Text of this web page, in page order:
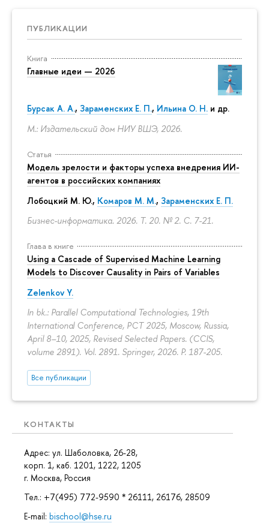
ПУБЛИКАЦИИ
Книга
Главные идеи — 2026
Бурсак А. А., Зараменских Е. П., Ильина О. Н. и др.
М.: Издательский дом НИУ ВШЭ, 2026.
Статья
Модель зрелости и факторы успеха внедрения ИИ-
агентов в российских компаниях
Лобоцкий М. Ю., Комаров М. М., Зараменских Е. П.
Бизнес-информатика. 2026. Т. 20. № 2. С. 7-21.
Глава в книге
Using a Cascade of Supervised Machine Learning
Models to Discover Causality in Pairs of Variables
Zelenkov Y.
In bk.: Parallel Computational Technologies, 19th
International Conference, PCT 2025, Moscow, Russia,
April 8–10, 2025, Revised Selected Papers. (CCIS,
volume 2891). Vol. 2891. Springer, 2026. P. 187-205.
Все публикации
КОНТАКТЫ
Адрес: ул. Шаболовка, 26-28,
корп. 1, каб. 1201, 1222, 1205
г. Москва, Россия
Тел.: +7(495) 772-9590 * 26111, 26176, 28509
E-mail: bischool@hse.ru